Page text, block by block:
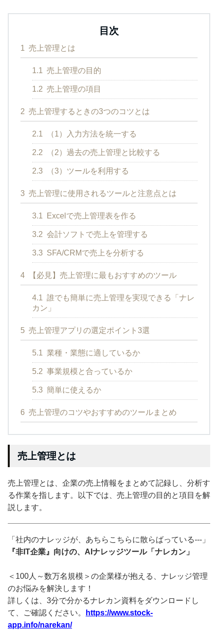
目次
1 売上管理とは
1.1 売上管理の目的
1.2 売上管理の項目
2 売上管理するときの3つのコツとは
2.1 （1）入力方法を統一する
2.2 （2）過去の売上管理と比較する
2.3 （3）ツールを利用する
3 売上管理に使用されるツールと注意点とは
3.1 Excelで売上管理表を作る
3.2 会計ソフトで売上を管理する
3.3 SFA/CRMで売上を分析する
4 【必見】売上管理に最もおすすめのツール
4.1 誰でも簡単に売上管理を実現できる「ナレ
カン」
5 売上管理アプリの選定ポイント3選
5.1 業種・業態に適しているか
5.2 事業規模と合っているか
5.3 簡単に使えるか
6 売上管理のコツやおすすめのツールまとめ
売上管理とは
売上管理とは、企業の売上情報をまとめて記録し、分析す
る作業を指します。以下では、売上管理の目的と項目を解
説します。
「社内のナレッジが、あちらこちらに散らばっている---」
『非IT企業』向けの、AIナレッジツール「ナレカン」
＜100人～数万名規模＞の企業様が抱える、ナレッジ管理
のお悩みを解決します！
詳しくは、3分で分かるナレカン資料をダウンロードし
て、ご確認ください。
https://www.stock-
app.info/narekan/